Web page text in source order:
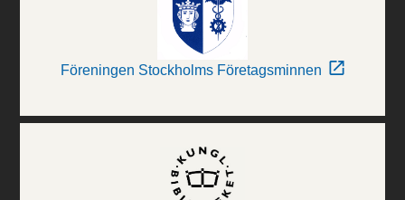
Föreningen Stockholms Företagsminnen